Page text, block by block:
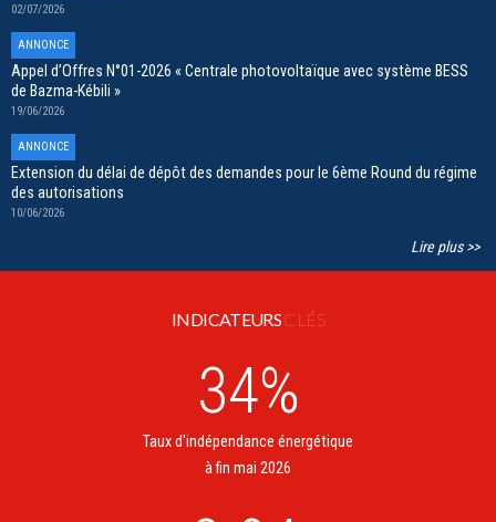
02/07/2026
ANNONCE
Appel d’Offres N°01-2026 « Centrale photovoltaïque avec système BESS
de Bazma-Kébili »
19/06/2026
ANNONCE
Extension du délai de dépôt des demandes pour le 6ème Round du régime
des autorisations
10/06/2026
Lire plus >>
INDICATEURSCLÉS
34%
Taux d'indépendance énergétique
à fin mai 2026